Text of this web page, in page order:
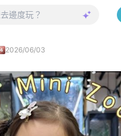
2026/06/03